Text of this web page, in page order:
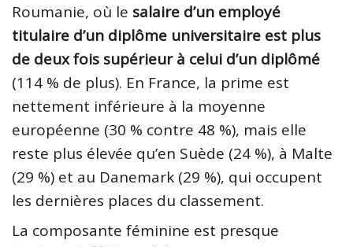
Roumanie, où le salaire d’un employé
titulaire d’un diplôme universitaire est plus
de deux fois supérieur à celui d’un diplômé
(114 % de plus). En France, la prime est
nettement inférieure à la moyenne
européenne (30 % contre 48 %), mais elle
reste plus élevée qu’en Suède (24 %), à Malte
(29 %) et au Danemark (29 %), qui occupent
les dernières places du classement.
La composante féminine est presque